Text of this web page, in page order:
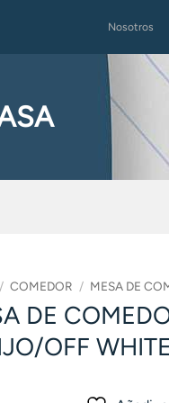
Nosotros
/ COMEDOR / MESA DE
DE
OFF WHITE